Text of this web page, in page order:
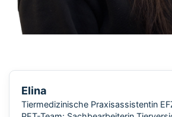
Elina
Tiermedizinische Praxisassistentin